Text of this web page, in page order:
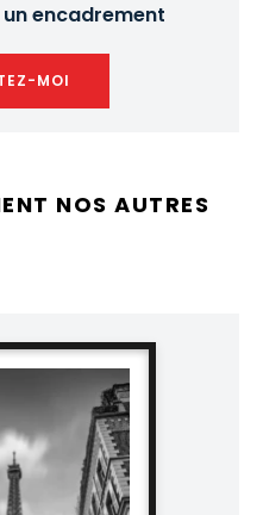
encadrement
MOI
NOS AUTRES